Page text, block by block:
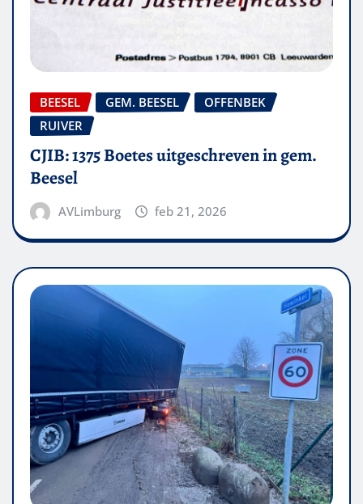
BEESEL GEM. BEESEL
OFFENBEK
RUIVER
CJIB: 1375 Boetes uitgeschreven in gem.
Beesel
AVLimburg feb 21, 2026